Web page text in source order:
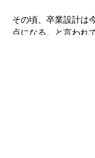
その頃、卒業設計は
点になる。と言われ